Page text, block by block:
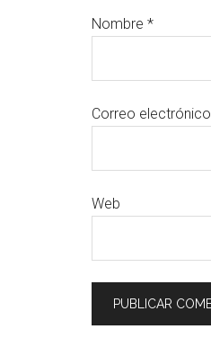
Nombre *
Correo electrónico
Web